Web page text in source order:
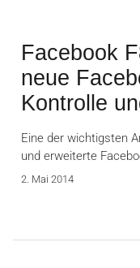
Facebook
neue
Kontrolle
Eine der wichtigsten
und erweiterte
2. Mai 2014